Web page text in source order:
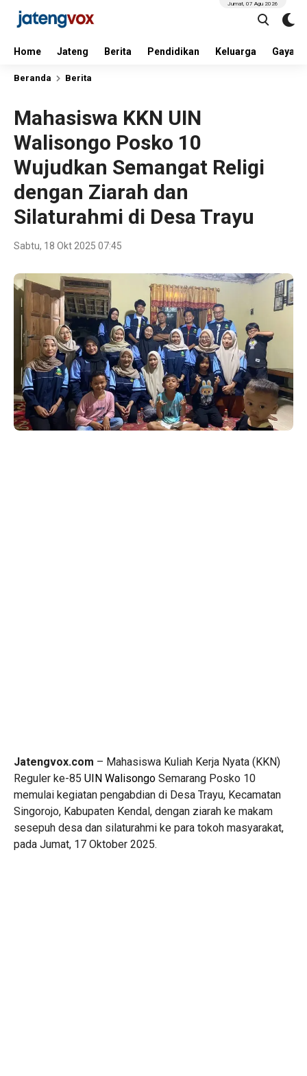
Home Jateng Berita Pendidikan Keluarga Gaya
Jumat, 07 Agu 2026
Beranda Berita
Mahasiswa KKN UIN
Walisongo Posko 10
Wujudkan Semangat Religi
dengan Ziarah dan
Silaturahmi di Desa Trayu
Sabtu, 18 Okt 2025 07:45
Jatengvox.com – Mahasiswa Kuliah Kerja Nyata (KKN)
Reguler ke-85 UIN Walisongo Semarang Posko 10
memulai kegiatan pengabdian di Desa Trayu, Kecamatan
Singorojo, Kabupaten Kendal, dengan ziarah ke makam
sesepuh desa dan silaturahmi ke para tokoh masyarakat,
pada Jumat, 17 Oktober 2025.